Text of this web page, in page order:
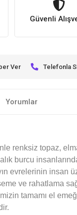
Güvenli
Ver Telefonla
Yorumlar
renksiz topaz,
burcu
evrelerinin insan
ve rahatlama
tamamı el